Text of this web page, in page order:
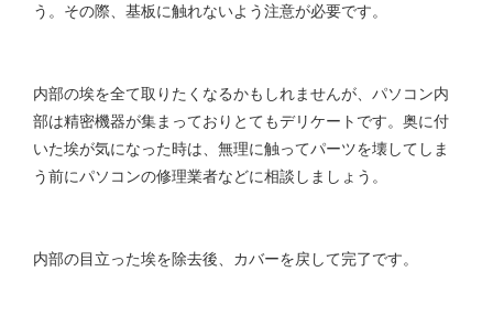
う。その際、基板に触れないよう注意が必要です。
内部の埃を全て取りたくなるかもしれませんが、パソコン内
部は精密機器が集まっておりとてもデリケートです。奥に付
いた埃が気になった時は、無理に触ってパーツを壊してしま
う前にパソコンの修理業者などに相談しましょう。
内部の目立った埃を除去後、カバーを戻して完了です。